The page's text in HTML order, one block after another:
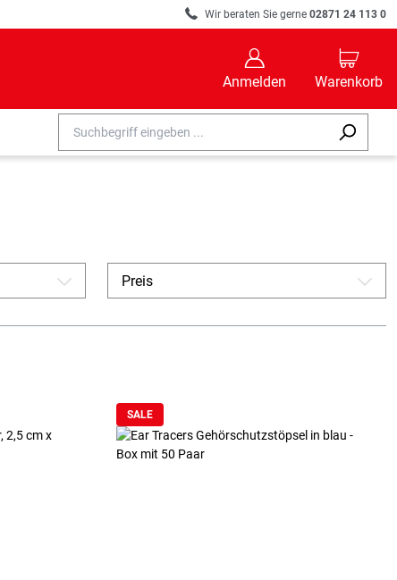
R Wir beraten Sie gerne 02871 24 113 0
B
Anmelden
C
Warenkorb
A Preis A
SALE